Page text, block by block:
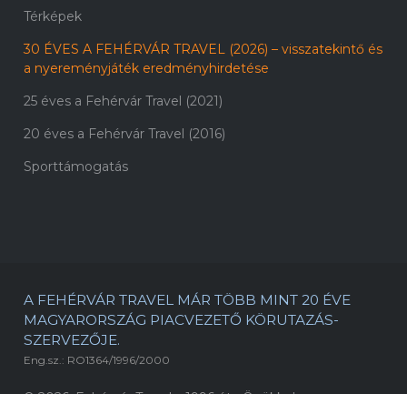
Térképek
30 ÉVES A FEHÉRVÁR TRAVEL (2026) – visszatekintő és
a nyereményjáték eredményhirdetése
25 éves a Fehérvár Travel (2021)
20 éves a Fehérvár Travel (2016)
Sporttámogatás
A FEHÉRVÁR TRAVEL MÁR TÖBB MINT 20 ÉVE
MAGYARORSZÁG PIACVEZETŐ KÖRUTAZÁS-
SZERVEZŐJE.
Eng.sz.: RO1364/1996/2000